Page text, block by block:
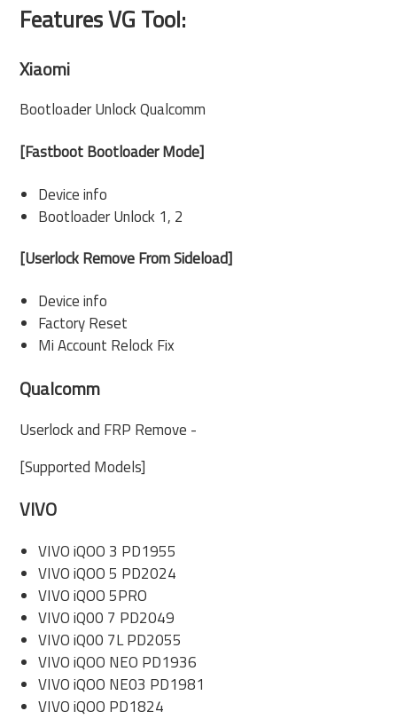
Features VG Tool:
Xiaomi
Bootloader Unlock Qualcomm
[Fastboot Bootloader Mode]
Device info
Bootloader Unlock 1, 2
[Userlock Remove From Sideload]
Device info
Factory Reset
Mi Account Relock Fix
Qualcomm
Userlock and FRP Remove -
[Supported Models]
VIVO
VIVO iQOO 3 PD1955
VIVO iQOO 5 PD2024
VIVO iQOO 5PRO
VIVO iQ00 7 PD2049
VIVO iQ00 7L PD2055
VIVO iQOO NEO PD1936
VIVO iQOO NE03 PD1981
VIVO iQOO PD1824